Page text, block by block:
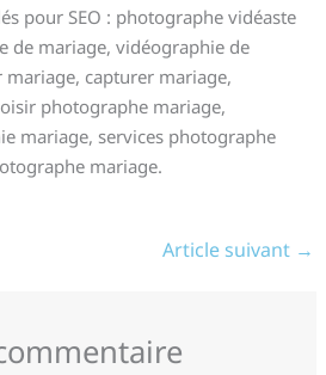
pour SEO : photographe vidéaste
de mariage, vidéographie de
capturer mariage,
photographe mariage,
mariage, services photographe
mariage.
Article suivant →